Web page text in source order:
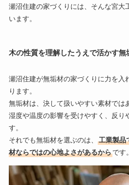
瀬沼住建の家づくりには、そんな宮大
います。
木の性質を理解したうえで活かす無
瀬沼住建が無垢材の家づくりに力を入
ります。
無垢材は、決して扱いやすい素材では
湿度や温度の影響を受けやすく、反り
す。
それでも無垢材を選ぶのは、
工業製品
材ならではの心地よさがあるからです。